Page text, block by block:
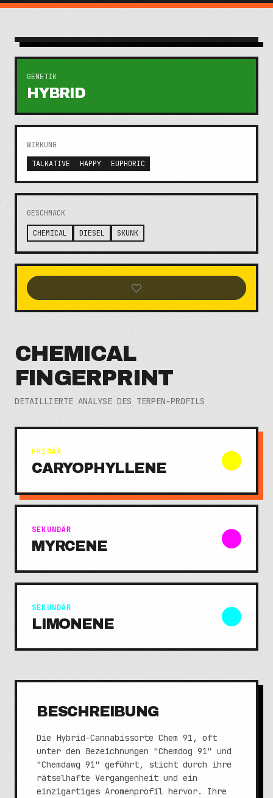
GENETIK
HYBRID
WIRKUNG
TALKATIVE
HAPPY EUPHORIC
GESCHMACK
CHEMICAL DIESEL SKUNK
CHEMICAL
FINGERPRINT
DETAILLIERTE ANALYSE DES TERPEN-PROFILS
PRIMÄR
CARYOPHYLLENE
SEKUNDÄR
MYRCENE
SEKUNDÄR
LIMONENE
BESCHREIBUNG
Die Hybrid-Cannabissorte Chem 91, oft
unter den Bezeichnungen "Chemdog 91" und
"Chemdawg 91" geführt, sticht durch ihre
rätselhafte Vergangenheit und ein
einzigartiges Aromenprofil hervor. Ihre